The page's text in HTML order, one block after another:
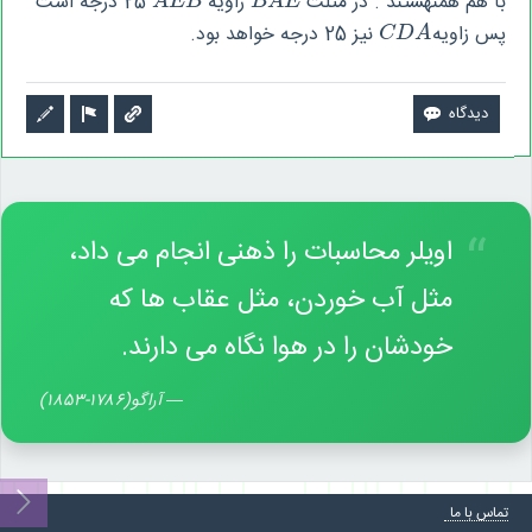
پس زاویه
CDA
CDA نیز 25 درجه خواهد بود.
“ اویلر محاسبات را ذهنی انجام می داد،
مثل آب خوردن، مثل عقاب ها که
خودشان را در هوا نگاه می دارند.
—آراگو(۱۷۸۶-۱۸۵۳)
تماس با ما